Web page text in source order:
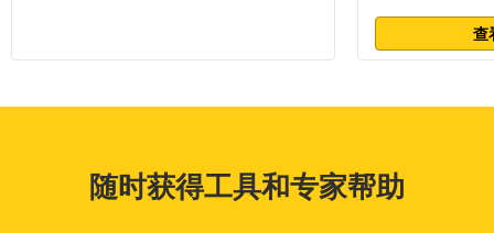
查
随时获得工具和专家帮助